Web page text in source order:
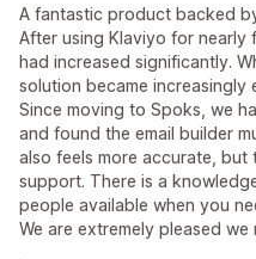
A fantastic product backed
After using Klaviyo for nearly
had increased significantly.
solution became increasingly
Since moving to Spoks, we
and found the email builder
also feels more accurate,
support. There is a
people available when you
We are extremely pleased we